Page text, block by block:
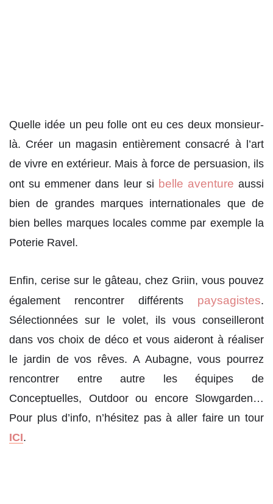
Quelle idée un peu folle ont eu ces deux monsieur-
là. Créer un magasin entièrement consacré à l’art
de vivre en extérieur. Mais à force de persuasion, ils
ont su emmener dans leur si belle aventure aussi
bien de grandes marques internationales que de
bien belles marques locales comme par exemple la
Poterie Ravel.
Enfin, cerise sur le gâteau, chez Griin, vous pouvez
également rencontrer différents paysagistes.
Sélectionnées sur le volet, ils vous conseilleront
dans vos choix de déco et vous aideront à réaliser
le jardin de vos rêves. A Aubagne, vous pourrez
rencontrer entre autre les équipes de
Conceptuelles, Outdoor ou encore Slowgarden…
Pour plus d’info, n’hésitez pas à aller faire un tour
ICI.